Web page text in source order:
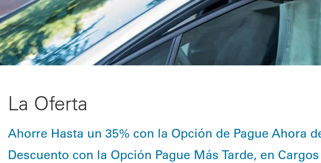
La Oferta
Ahorre Hasta un 35% con la Opción de Pague Ahora
Descuento con la Opción Pague Más Tarde, en